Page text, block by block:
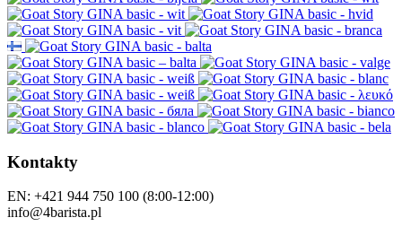
Kontakty
EN: +421 944 750 100 (8:00-12:00)
info@4barista.pl